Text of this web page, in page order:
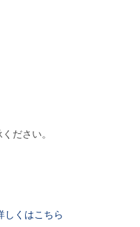
ださい。
しくはこちら